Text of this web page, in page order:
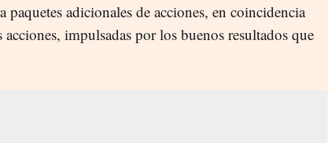
paquetes adicionales de acciones, en coincidencia
impulsadas por los buenos resultados que